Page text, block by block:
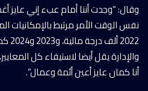
وقال: “وجدت أننا أمام عبء إني
نفس الوقت الأمر مرتبط
والإدارة يقل أيضا لاستيفاء كل
أنا كمان عايز أعين أئمة وعمال”.